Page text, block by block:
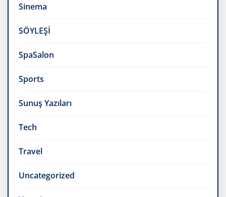
Sinema
SÖYLEŞİ
SpaSalon
Sports
Sunuş Yazıları
Tech
Travel
Uncategorized